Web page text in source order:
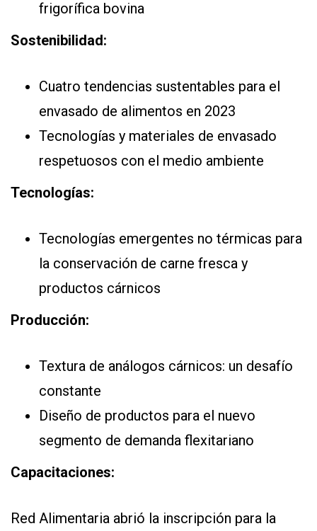
frigorífica bovina
Sostenibilidad:
Cuatro tendencias sustentables para el
envasado de alimentos en 2023
Tecnologías y materiales de envasado
respetuosos con el medio ambiente
Tecnologías:
Tecnologías emergentes no térmicas para
la conservación de carne fresca y
productos cárnicos
Producción:
Textura de análogos cárnicos: un desafío
constante
Diseño de productos para el nuevo
segmento de demanda flexitariano
Capacitaciones:
Red Alimentaria abrió la inscripción para la